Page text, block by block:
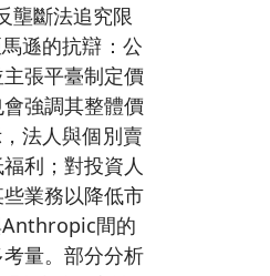
壟斷法追究限
遜的抗辯：公
張平臺制定價
強調其整體價
法人與個別賣
利；對投資人
業務以降低市
Anthropic間的
量。部分分析